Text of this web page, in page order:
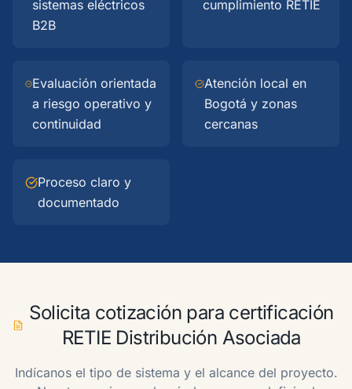
sistemas eléctricos
B2B
cumplimiento RETIE
Evaluación orientada
a riesgo operativo y
continuidad
Atención local en
Bogotá y zonas
cercanas
Proceso claro y
documentado
Solicita cotización para certificación
RETIE Distribución Asociada
Indícanos el tipo de sistema y el alcance del proyecto.